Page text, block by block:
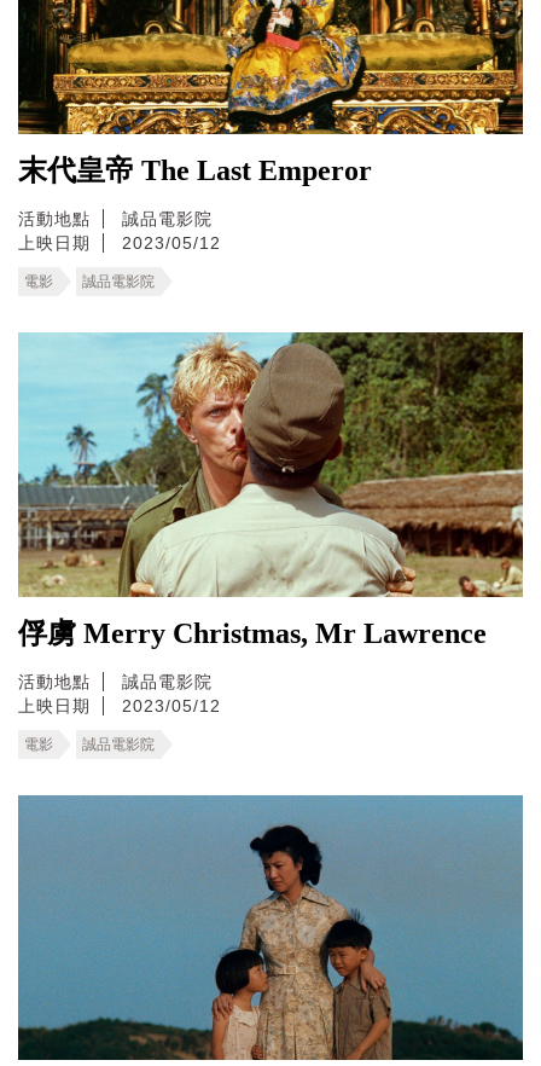
末代皇帝 The Last Emperor
活動地點
誠品電影院
上映日期
2023/05/12
電影 誠品電影院
俘虜 Merry Christmas, Mr Lawrence
活動地點
誠品電影院
上映日期
2023/05/12
電影 誠品電影院